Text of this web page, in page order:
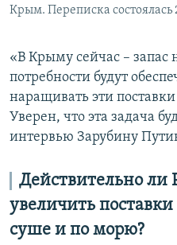
Крым. Переписка состоялась
«В Крыму сейчас – запас
потребности будут
наращивать эти
Уверен, что эта задача
интервью Зарубину
Действительно ли
увеличить
суше и по морю?